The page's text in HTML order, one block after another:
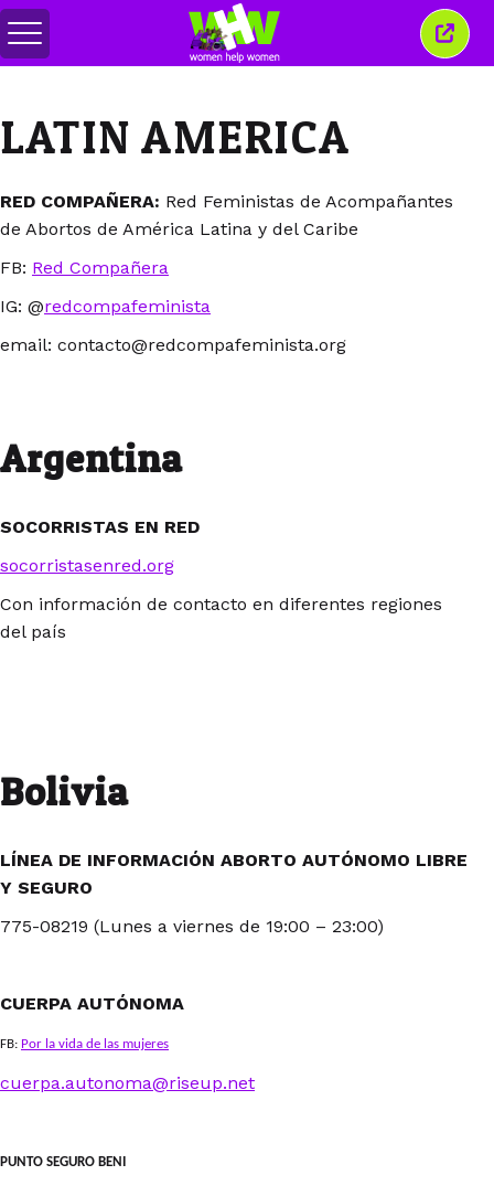
Togol
menu
LATIN AMERICA
RED COMPAÑERA: Red Feministas de Acompañantes
de Abortos de América Latina y del Caribe
FB: Red Compañera
IG: @redcompafeminista
email: contacto@redcompafeminista.org
Argentina
SOCORRISTAS EN RED
socorristasenred.org
Con información de contacto en diferentes regiones
del país
Bolivia
LÍNEA DE INFORMACIÓN ABORTO AUTÓNOMO LIBRE
Y SEGURO
775-08219 (Lunes a viernes de 19:00 – 23:00)
CUERPA AUTÓNOMA
FB: Por la vida de las mujeres
cuerpa.autonoma@riseup.net
PUNTO SEGURO BENI